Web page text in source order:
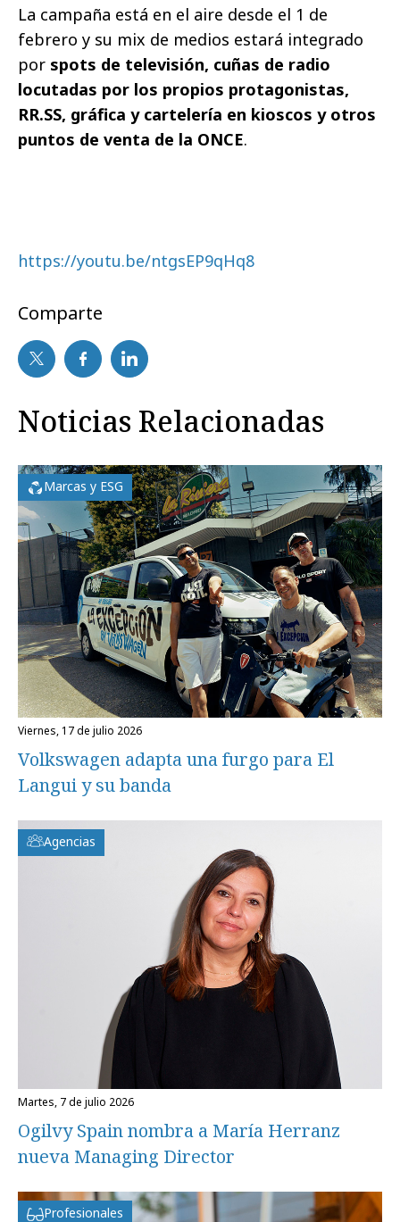
La campaña está en el aire desde el 1 de
febrero y su mix de medios estará integrado
por spots de televisión, cuñas de radio
locutadas por los propios protagonistas,
RR.SS, gráfica y cartelería en kioscos y otros
puntos de venta de la ONCE.
https://youtu.be/ntgsEP9qHq8
Comparte
Noticias Relacionadas
Marcas y ESG
viernes, 17 de julio 2026
Volkswagen adapta una furgo para El
Langui y su banda
Agencias
martes, 7 de julio 2026
Ogilvy Spain nombra a María Herranz
nueva Managing Director
Profesionales